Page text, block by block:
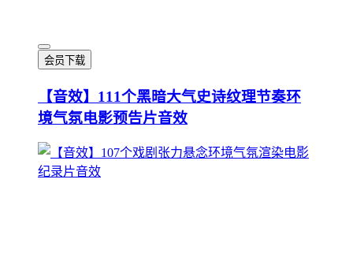
会员下载
【音效】111个黑暗大气史诗纹理节奏环
境气氛电影预告片音效